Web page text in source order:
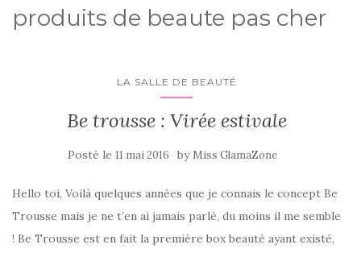
produits de beaute pas cher
LA SALLE DE BEAUTÉ
Be trousse : Virée estivale
Posté le 11 mai 2016 by Miss GlamaZone
Hello toi, Voilà quelques années que je connais le concept Be
Trousse mais je ne t’en ai jamais parlé, du moins il me semble
! Be Trousse est en fait la première box beauté ayant existé,